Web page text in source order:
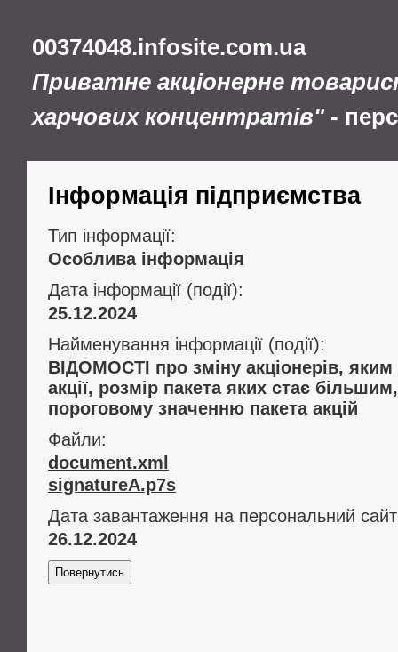
00374048.infosite.com.ua
Приватне акціонерне
харчових концентратів"-
Інформація підприємства
Тип інформації:
Особлива інформація
Дата інформації (події):
25.12.2024
Найменування інформації (події):
ВІДОМОСТІ про зміну акціонерів,
акції, розмір пакета яких стає
пороговому значенню пакета акцій
Файли:
document.xml
signatureA.p7s
Дата завантаження на персональний
26.12.2024
Повернутись